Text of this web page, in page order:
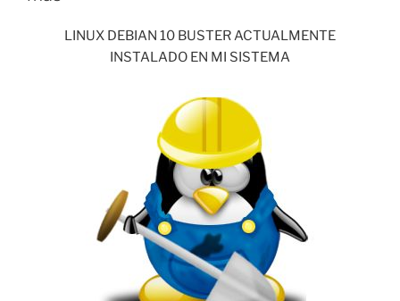
LINUX DEBIAN 10 BUSTER ACTUALMENTE
INSTALADO EN MI SISTEMA